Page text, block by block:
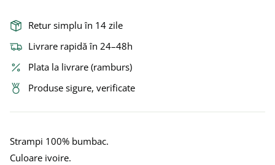
Retur simplu în 14 zile
Livrare rapidă în 24–48h
Plata la livrare (ramburs)
Produse sigure, verificate
Strampi 100% bumbac.
Culoare ivoire.